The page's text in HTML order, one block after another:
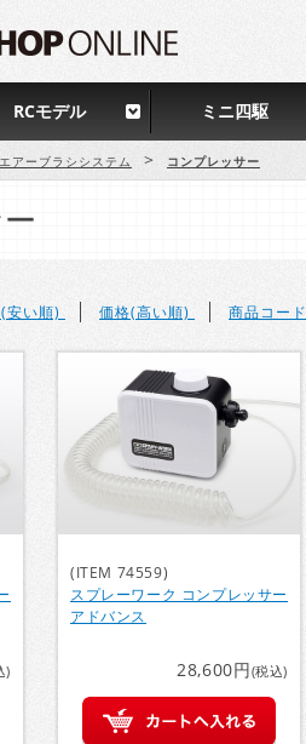
RCモデル ミニ四駆
エアーブラシシステム > コンプレッサー
安い順) 価格(高い順) 商品コード
)
(ITEM 74559)
スプレーワーク コンプレッサー
アドバンス
28,600円(税込)